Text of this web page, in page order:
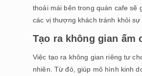
thoải mái bên trong quán cafe sẽ
các vị thượng khách tránh khỏi
Tạo ra không gian ấm
Việc tạo ra không gian riêng tư
nhiên. Từ đó, giúp mô hình kinh